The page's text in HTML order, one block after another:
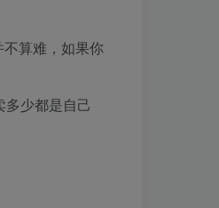
算难，如果你
少都是自己